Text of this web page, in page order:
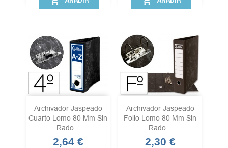
Archivador Jaspeado
Cuarto Lomo 80 Mm Sin
Rado...
Precio
2,64 €
Archivador Jaspeado
Folio Lomo 80 Mm Sin
Rado...
Precio
2,30 €